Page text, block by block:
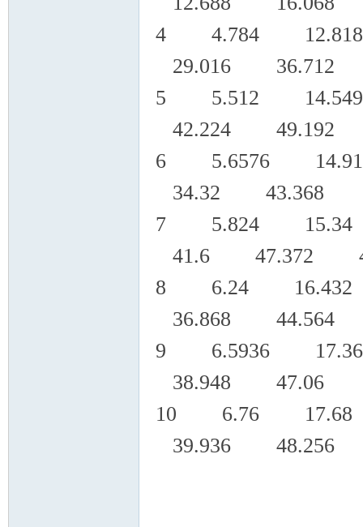
4 4.784
29.016
5 5.512
42.224 49.192
6 5.6576
34.32 43.368
7 5.824
41.6 47.372
8 6.24
36.868
9 6.5936
38.948 47.06
10 6.76
39.936